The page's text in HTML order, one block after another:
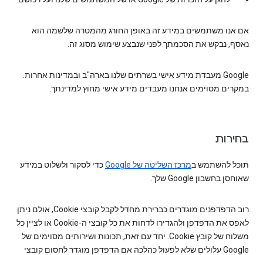
אם אנו משתמשים במידע זה באופן החורג מהמטרה שלשמה הוא
נאסף, נבקש את הסכמתך לפני שנבצע שימוש מסוג זה.
Google מעבדת מידע אישי בשרתים שלנו בארה"ב ובמדינות אחרות.
במקרים מסוימים אנחנו מעבדים מידע אישי מחוץ למדינתך.
בחירות
תוכל להשתמש במרכז השליטה של Google‏
כדי לסקור ולשלוט במידע
שאוחסן בחשבון Google שלך.
רוב הדפדפנים מוגדרים כברירת מחדל לקבל קובצי Cookie, אולם ניתן
לאפס את הדפדפן ולהגדירו לדחות את כל קובצי ה-Cookie או לציין כל
משלוח של קובץ Cookie. יחד עם זאת, תכונות ושירותים מסוימים של
Google עלולים שלא לפעול כהלכה אם הדפדפן מוגדר לחסום קובצי